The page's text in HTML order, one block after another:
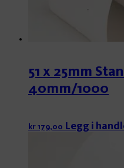
51 x 25mm
40mm/1000
kr179,00 Legg i